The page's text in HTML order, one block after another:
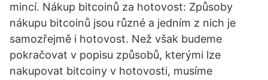
mincí. Nákup bitcoinů za hotovost: Způsoby
nákupu bitcoinů jsou různé a jedním z nich je
samozřejmě i hotovost. Než však budeme
pokračovat v popisu způsobů, kterými lze
nakupovat bitcoiny v hotovosti, musíme